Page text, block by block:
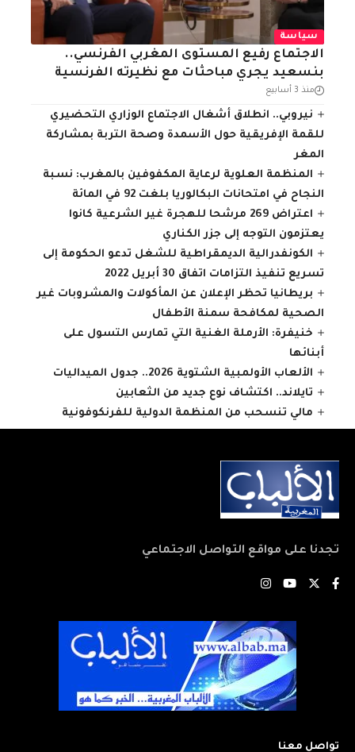
سياسة
الاجتماع رفيع المستوى المغربي الفرنسي..
بنسعيد يجري مباحثات مع نظيرته الفرنسية
منذ 3 أسابيع
نيروبي.. انطلاق أشغال الاجتماع الوزاري التحضيري
للقمة الإفريقية حول الأسمدة وصحة التربة بمشاركة
المغر
المنظمة العلوية لرعاية المكفوفين بالمغرب: نسبة
النجاح في امتحانات البكالوريا بلغت 92 في المائة
اعتراض 269 مرشحا للهجرة غير الشرعية كانوا
يعتزمون التوجه إلى جزر الكناري
الكونفدرالية الديمقراطية للشغل تدعو الحكومة إلى
تسريع تنفيذ التزامات اتفاق 30 أبريل 2022
بريطانيا تحظر الإعلان عن المأكولات والمشروبات غير
الصحية لمكافحة سمنة الأطفال
خنيفرة: الأرملة الغنية التي تمارس التسول على
أبنائها
الألعاب الأولمبية الشتوية 2026.. جدول الميداليات
تايلاند.. اكتشاف نوع جديد من الثعابين
مالي تنسحب من المنظمة الدولية للفرنكوفونية
تجدنا على مواقع التواصل الاجتماعي
تواصل معنا